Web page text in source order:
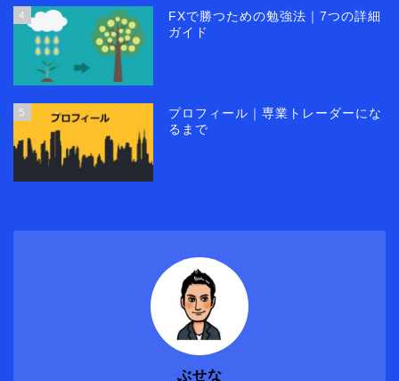
4
FXで勝つための勉強法｜7つの詳細
ガイド
5
プロフィール｜専業トレーダーにな
るまで
ぶせな